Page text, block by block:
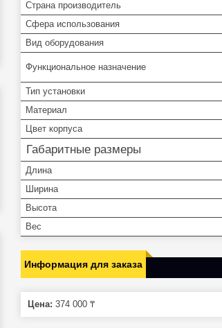
Страна производитель
Сфера использования
Вид оборудования
Функциональное назначение
Тип установки
Материал
Цвет корпуса
Габаритные размеры
Длина
Ширина
Высота
Вес
Информация для заказа
Цена: 374 000 ₸